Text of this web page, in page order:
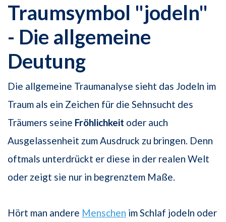
Traumsymbol "jodeln"
- Die allgemeine
Deutung
Die allgemeine Traumanalyse sieht das Jodeln im
Traum als ein Zeichen für die Sehnsucht des
Träumers seine Fröhlichkeit oder auch
Ausgelassenheit zum Ausdruck zu bringen. Denn
oftmals unterdrückt er diese in der realen Welt
oder zeigt sie nur in begrenztem Maße.
Hört man andere Menschen im Schlaf jodeln oder